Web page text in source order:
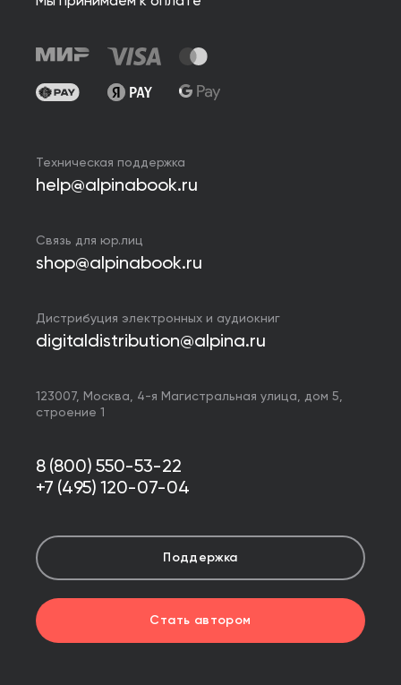
Техническая поддержка
help@alpinabook.ru
Связь для юр.лиц
shop@alpinabook.ru
Дистрибуция электронных и аудиокниг
digitaldistribution@alpina.ru
123007, Москва, 4-я Магистральная улица, дом 5,
строение 1
8 (800) 550-53-22
+7 (495) 120-07-04
Поддержка
Стать автором